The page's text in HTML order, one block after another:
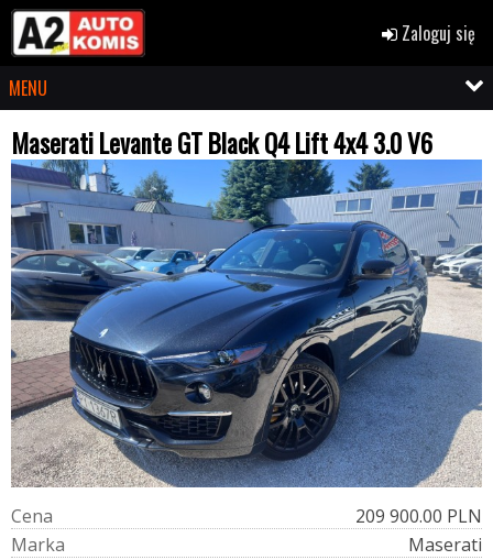
Zaloguj się
MENU
Maserati Levante GT Black Q4 Lift 4x4 3.0 V6
Cena
209 900.00 PLN
Marka
Maserati